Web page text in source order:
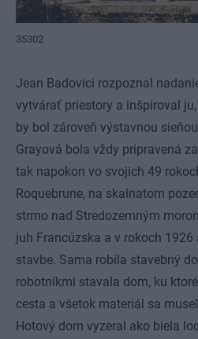
35302
Jean Badovici rozpoznal
vytvárať priestory a inšpiroval
by bol zároveň výstavnou
Grayová bola vždy pripravená
tak napokon vo svojich 49
Roquebrune, na skalnatom
strmo nad Stredozemným
juh Francúzska a v rokoch
stavbe. Sama robila stavebný
robotníkmi stavala dom, ku
cesta a všetok materiál sa
Hotový dom vyzeral ako biela